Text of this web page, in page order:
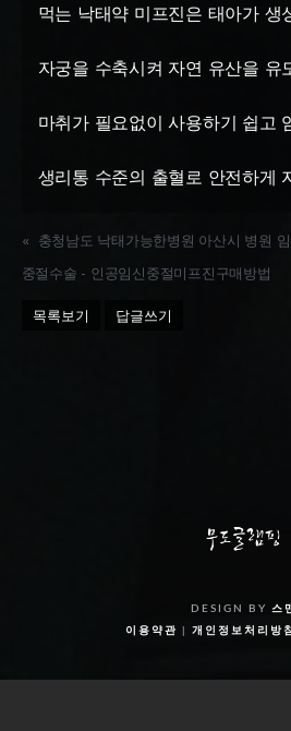
먹는 낙태약 미프진은 태아가 생
자궁을 수축시켜 자연 유산을 유
마취가 필요없이 사용하기 쉽고
생리통 수준의 출혈로 안전하게
«
중절수술 - 인공임신중절미프진구매방법
목록보기 답글쓰기
DESIGN BY 스
이용약관
개인정보처리방침